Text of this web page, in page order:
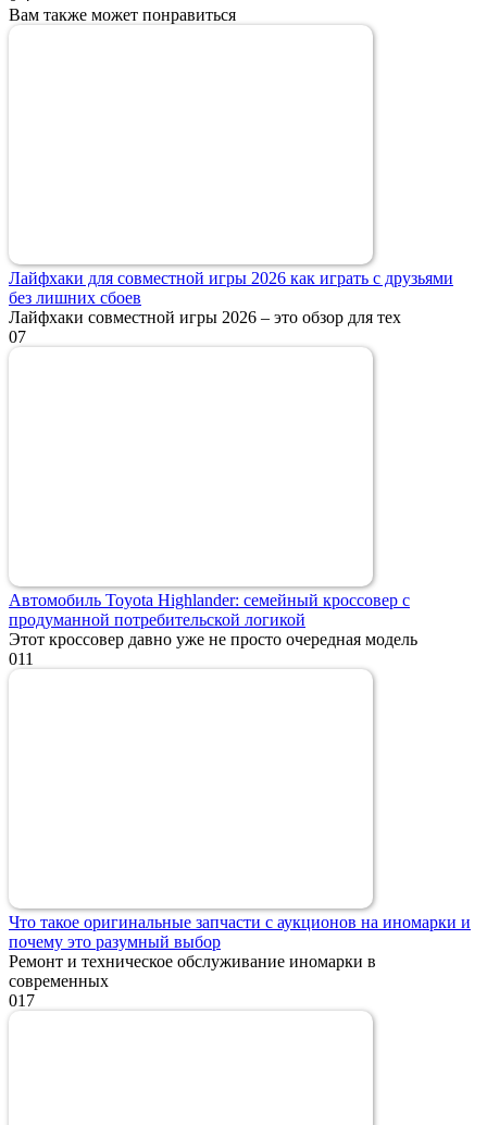
Вам также может понравиться
Лайфхаки для совместной игры 2026 как играть с друзьями
без лишних сбоев
Лайфхаки совместной игры 2026 – это обзор для тех
07
Автомобиль Toyota Highlander: семейный кроссовер с
продуманной потребительской логикой
Этот кроссовер давно уже не просто очередная модель
011
Что такое оригинальные запчасти с аукционов на иномарки и
почему это разумный выбор
Ремонт и техническое обслуживание иномарки в
современных
017